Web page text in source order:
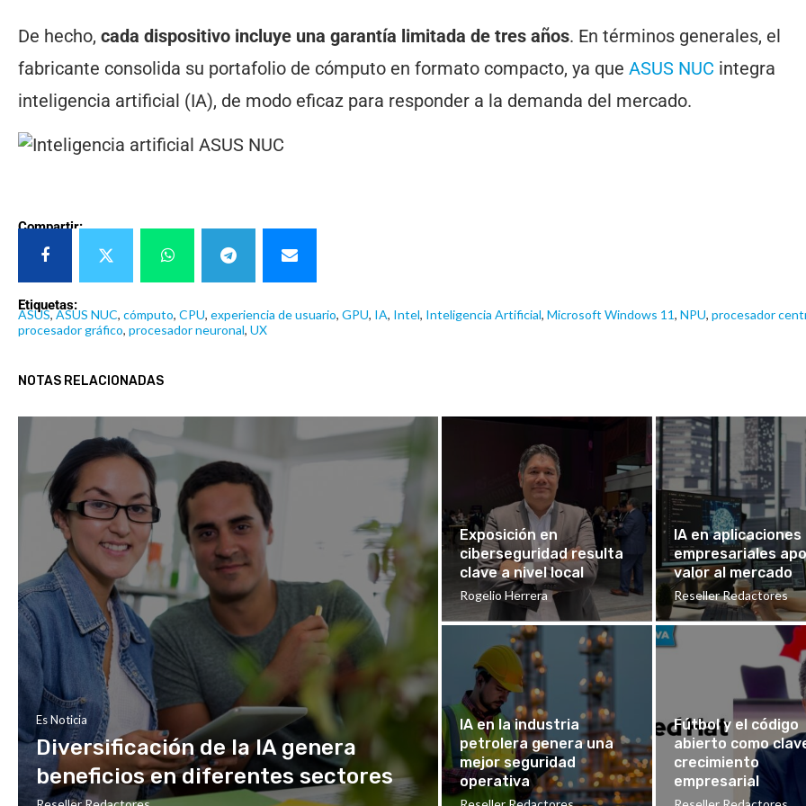
De hecho, cada dispositivo incluye una garantía limitada de tres años. En términos generales, el
fabricante consolida su portafolio de cómputo en formato compacto, ya que ASUS NUC integra
inteligencia artificial (IA), de modo eficaz para responder a la demanda del mercado.
Compartir:
Etiquetas:
ASUS,ASUS NUC, cómputo, CPU, experiencia de usuario, GPU, IA, Intel, Inteligencia Artificial, Microsoft Windows 11, NPU, procesador
procesador gráfico, procesador neuronal, UX
NOTAS RELACIONADAS
Es Noticia
Diversificación de la IA genera
beneficios en diferentes sectores
Exposición en
ciberseguridad resulta
clave a nivel local
Rogelio Herrera
IA en aplicaciones
empresariales
valor al mercado
Reseller Redactores
IA en la industria
petrolera genera una
mejor seguridad
operativa
Fútbol y el código
abierto como
crecimiento
empresarial